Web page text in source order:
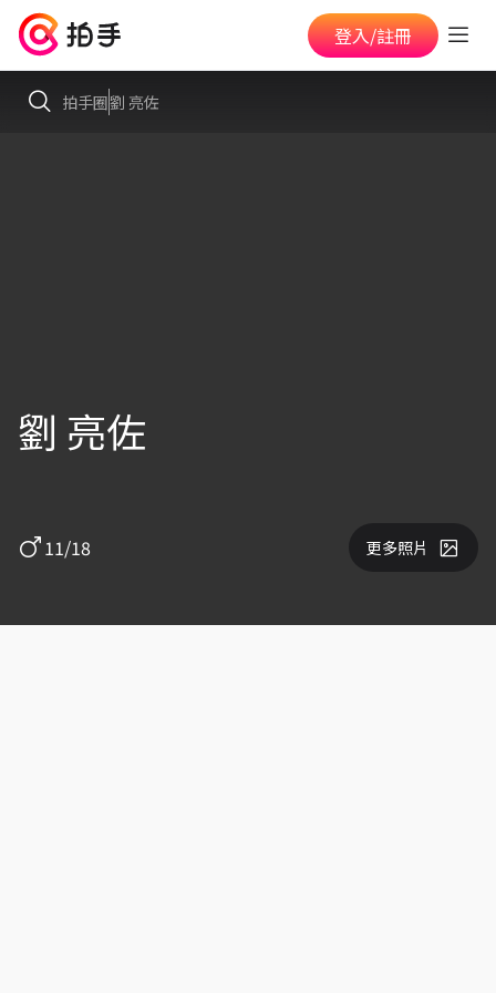
登入/註冊
拍手圈劉 亮佐
劉 亮佐
11/18 更多照片